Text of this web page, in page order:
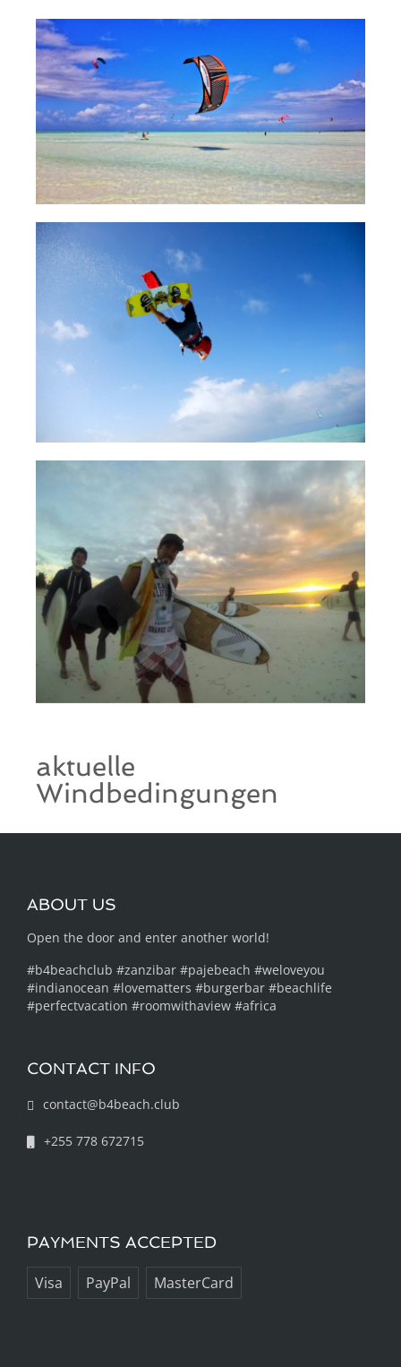
aktuelle
Windbedingungen
ABOUT US
Open the door and enter another world!
#b4beachclub #zanzibar #pajebeach #weloveyou
#indianocean #lovematters #burgerbar #beachlife
#perfectvacation #roomwithaview #africa
CONTACT INFO
contact@b4beach.club
+255 778 672715
PAYMENTS ACCEPTED
Visa PayPal MasterCard